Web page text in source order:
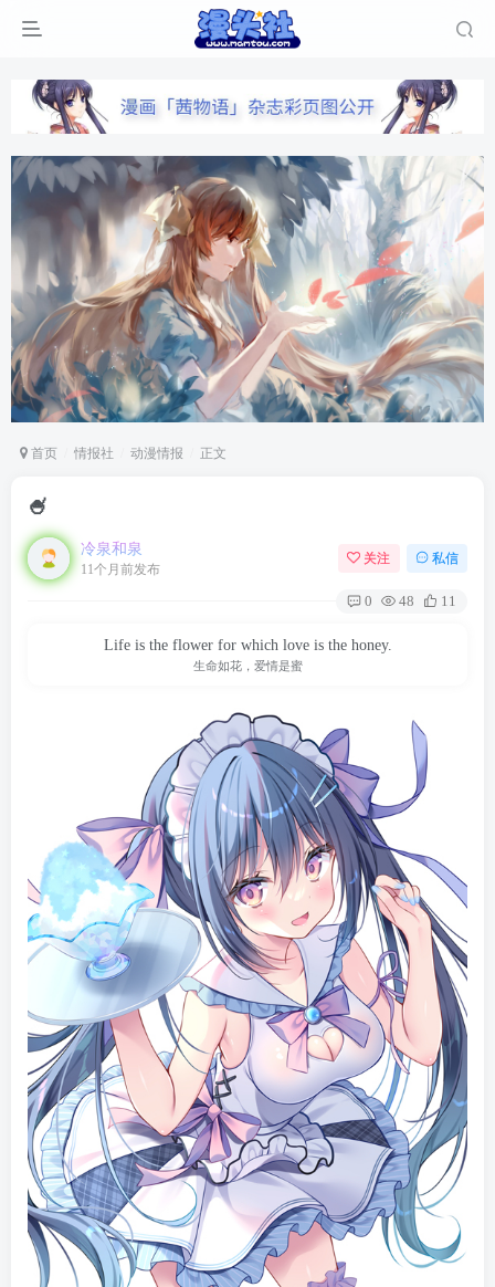
首页 情报社 动漫情报 正文
🍧
冷泉和泉
11个月前发布
关注 私信
0 48 11
Life is the flower for which love is the honey.
生命如花，爱情是蜜